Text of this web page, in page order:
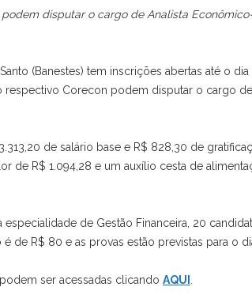
disputar o cargo de Analista
(Banestes) tem inscrições abertas até o
Corecon podem disputar o cargo
de salário base e R$ 828,30 de
de R$ 1.094,28 e um auxílio cesta de
de Gestão Financeira, 20
de R$ 80 e as provas estão previstas para o
ser acessadas clicando AQUI